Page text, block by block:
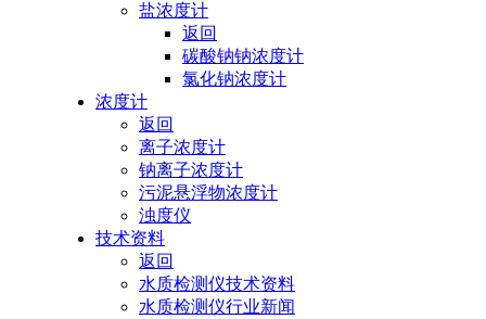
盐浓度计
返回
碳酸钠钠浓度计
氯化钠浓度计
浓度计
返回
离子浓度计
钠离子浓度计
污泥悬浮物浓度计
浊度仪
技术资料
返回
水质检测仪技术资料
水质检测仪行业新闻